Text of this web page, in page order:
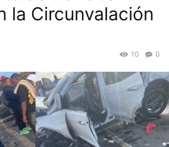
la Circunvalación
0
10